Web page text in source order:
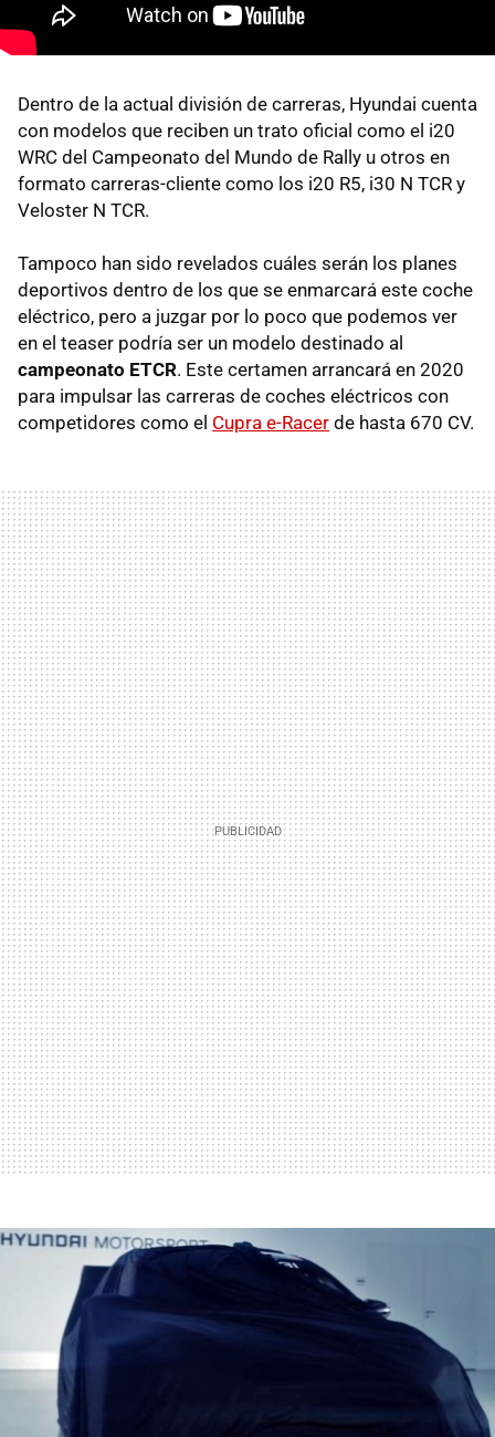
Dentro de la actual división de carreras, Hyundai cuenta
con modelos que reciben un trato oficial como el i20
WRC del Campeonato del Mundo de Rally u otros en
formato carreras-cliente como los i20 R5, i30 N TCR y
Veloster N TCR.
Tampoco han sido revelados cuáles serán los planes
deportivos dentro de los que se enmarcará este coche
eléctrico, pero a juzgar por lo poco que podemos ver
en el teaser podría ser un modelo destinado al
campeonato ETCR. Este certamen arrancará en 2020
para impulsar las carreras de coches eléctricos con
competidores como el Cupra e-Racer de hasta 670 CV.